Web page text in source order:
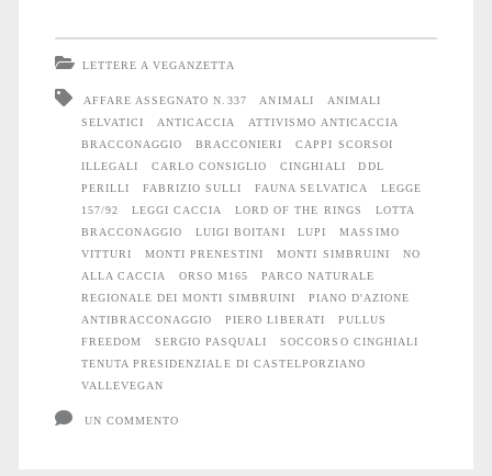
in
Italia
e
relativa
giungla
legale
LETTERE A VEGANZETTA
AFFARE ASSEGNATO N.337 ANIMALI
ANIMALI
SELVATICI
ANTICACCIA
ATTIVISMO ANTICACCIA
BRACCONAGGIO
BRACCONIERI
CAPPI SCORSOI
ILLEGALI
CARLO CONSIGLIO CINGHIALI
DDL
PERILLI
FABRIZIO SULLI FAUNA SELVATICA
LEGGE
157/92
LEGGI CACCIA LORD OF THE RINGS
LOTTA
BRACCONAGGIO
LUIGI BOITANI LUPI
MASSIMO
VITTURI
MONTI PRENESTINI MONTI SIMBRUINI
NO
ALLA CACCIA
ORSO M165
PARCO NATURALE
REGIONALE DEI MONTI SIMBRUINI
PIANO D'AZIONE
ANTIBRACCONAGGIO
PIERO LIBERATI
PULLUS
FREEDOM
SERGIO PASQUALI
SOCCORSO CINGHIALI
TENUTA PRESIDENZIALE DI CASTELPORZIANO
VALLEVEGAN
UN COMMENTO